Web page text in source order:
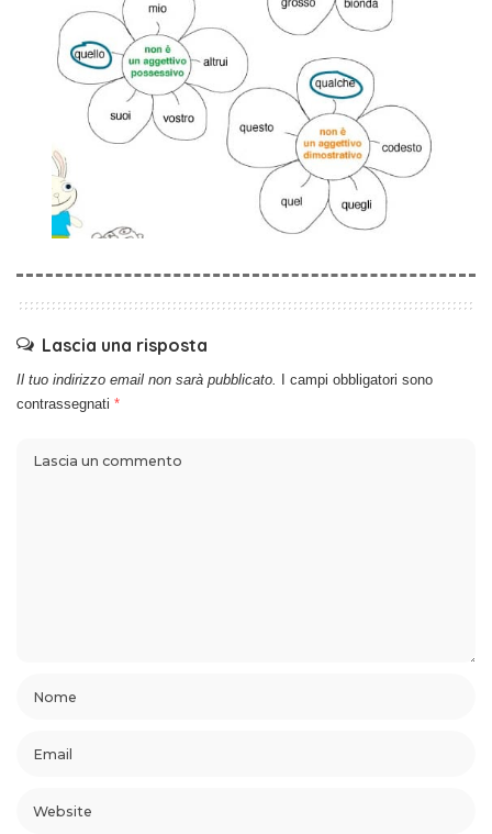
Lascia una risposta
Il tuo indirizzo email non sarà pubblicato. I campi obbligatori sono
contrassegnati *